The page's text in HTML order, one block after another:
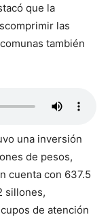
que la
las
también
una inversión
de pesos,
cuenta con 637.5
sillones,
de atención